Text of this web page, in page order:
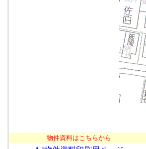
物件資料はこちらから